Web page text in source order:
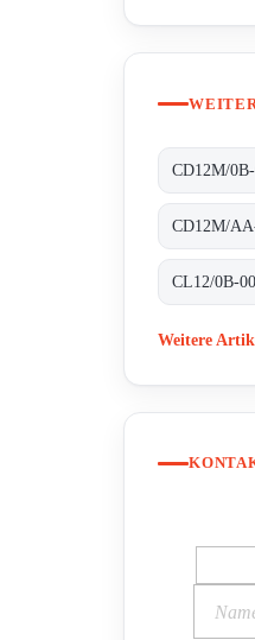
CD12M/
CD12M/
CL12/0B-
Weitere